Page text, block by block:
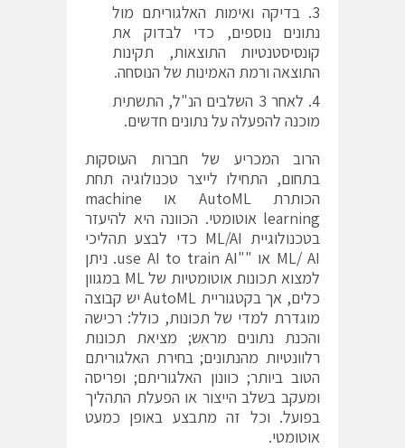
בדיקה ואימות האלגוריתם מול
נתונים נוספים, כדי לבדוק את
קונסיסטנטיות התוצאות, תקינות
התוצאה ורמת האמינות של הנוסחה.
לאחר 3 השלבים הנ"ל, התשתית
מוכנה להפעלה על נתונים חדשים.
הרוב המכריע של חברות העוסקות
בתחום, התחילו לייצר טכנולוגיה תחת
הכותרת AutoML או machine
learning אוטומטי. הכוונה היא להיעזר
בטכנולוגיית ML/AI כדי לבצע תהליכי
ML/ AI או ""use AI to train AI. ניתן
למצוא תכונות אוטומטיות של ML במגוון
כלים, אך בקטגוריית AutoML יש קבוצה
מוגדרת למדי של תכונות, כולל: רכישה
והכנת נתונים מראש; מציאת תכונות
רלוונטיות מהנתונים; בחירת האלגוריתם
הטוב ביותר; כוונון האלגוריתם; ופריסה
ומעקב בשלב הייצור או הפעלת התהליך
בפועל. וכל זה מתבצע באופן כמעט
אוטומטי.